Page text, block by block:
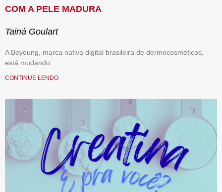
COM A PELE MADURA
Tainá Goulart
A Beyoung, marca nativa digital brasileira de dermocosméticos,
está mudando.
CONTINUE LENDO